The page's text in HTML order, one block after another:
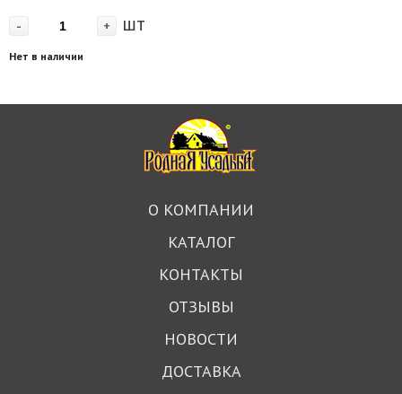
- + шт
Нет в наличии
О КОМПАНИИ
КАТАЛОГ
КОНТАКТЫ
ОТЗЫВЫ
НОВОСТИ
ДОСТАВКА